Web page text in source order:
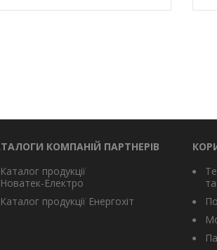
КОМПАНІЙ ПАРТНЕРІВ
Каталог продукції
Новатек-Електро
Каталог продукції Енергохіт